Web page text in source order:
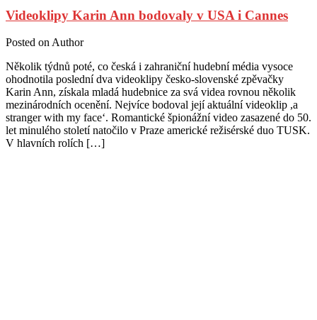
Videoklipy Karin Ann bodovaly v USA i Cannes
Posted onAuthor
Několik týdnů poté, co česká i zahraniční hudební média vysoce
ohodnotila poslední dva videoklipy česko-slovenské zpěvačky
Karin Ann, získala mladá hudebnice za svá videa rovnou několik
mezinárodních ocenění. Nejvíce bodoval její aktuální videoklip ,a
stranger with my face‘. Romantické špionážní video zasazené do 50.
let minulého století natočilo v Praze americké režisérské duo TUSK.
V hlavních rolích […]